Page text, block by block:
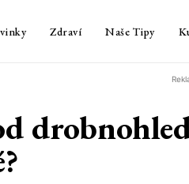
Zdraví Naše Tipy